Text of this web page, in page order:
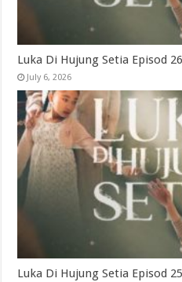
Luka Di Hujung Setia Episod
July 6, 2026
Luka Di Hujung Setia Episod